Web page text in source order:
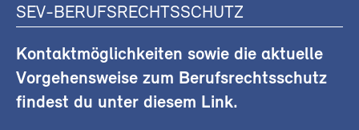
SEV-BERUFSRECHTSSCHUTZ
Kontaktmöglichkeiten sowie die aktuelle
Vorgehensweise zum Berufsrechtsschutz
findest du unter diesem Link.